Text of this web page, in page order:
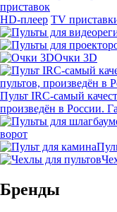
приставок
HD-плеер TV
Очки 3D
Пульт IRC-самый
произведён в России.
ворот
Бренды